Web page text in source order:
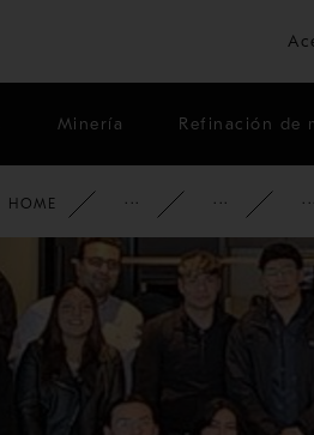
Minería Refinación de
HOME